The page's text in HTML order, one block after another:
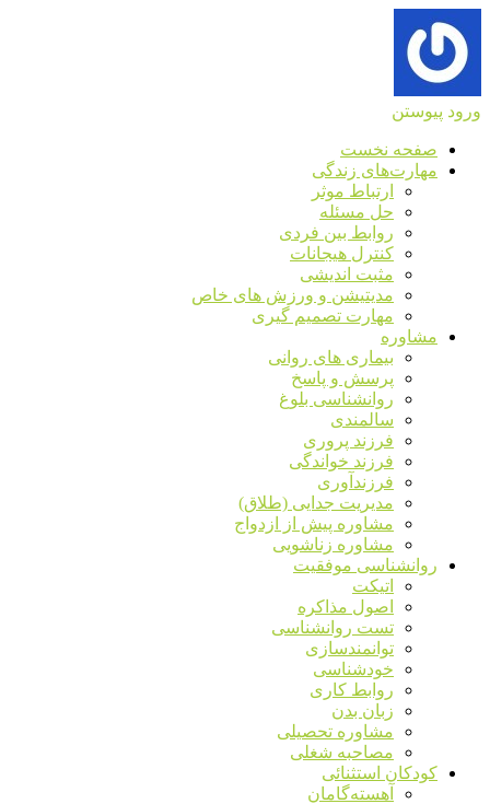
ورود پیوستن
صفحه نخست
مهارت‌های زندگی
ارتباط موثر
حل مسئله
روابط بین فردی
کنترل هیجانات
مثبت اندیشی
مدیتیشن و ورزش های خاص
مهارت تصمیم گیری
مشاوره
بیماری های روانی
پرسش و پاسخ
روانشناسی بلوغ
سالمندی
فرزند پروری
فرزند خواندگی
فرزندآوری
مدیریت جدایی (طلاق)
مشاوره پیش از ازدواج
مشاوره زناشویی
روانشناسی موفقیت
اتیکت
اصول مذاکره
تست روانشناسی
توانمندسازی
خودشناسی
روابط کاری
زبان بدن
مشاوره تحصیلی
مصاحبه شغلی
کودکان استثنائی
آهسته‌گامان